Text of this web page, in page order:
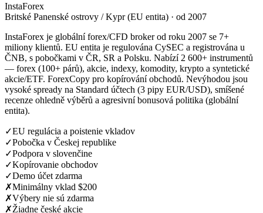
InstaForex
Britské Panenské ostrovy / Kypr (EU entita) · od 2007
InstaForex je globální forex/CFD broker od roku 2007 se 7+
miliony klientů. EU entita je regulována CySEC a registrována u
ČNB, s pobočkami v ČR, SR a Polsku. Nabízí 2 600+ instrumentů
— forex (100+ párů), akcie, indexy, komodity, krypto a syntetické
akcie/ETF. ForexCopy pro kopírování obchodů. Nevýhodou jsou
vysoké spready na Standard účtech (3 pipy EUR/USD), smíšené
recenze ohledně výběrů a agresivní bonusová politika (globální
entita).
✓EU regulácia a poistenie vkladov
✓Pobočka v Českej republike
✓Podpora v slovenčine
✓Kopírovanie obchodov
✓Demo účet zdarma
✗Minimálny vklad $200
✗Výbery nie sú zdarma
✗Žiadne české akcie